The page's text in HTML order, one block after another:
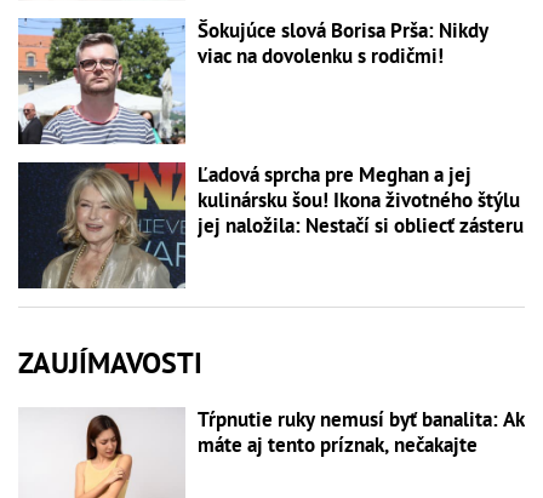
Šokujúce slová Borisa Prša: Nikdy
viac na dovolenku s rodičmi!
Ľadová sprcha pre Meghan a jej
kulinársku šou! Ikona životného štýlu
jej naložila: Nestačí si obliecť zásteru
ZAUJÍMAVOSTI
Tŕpnutie ruky nemusí byť banalita: Ak
máte aj tento príznak, nečakajte